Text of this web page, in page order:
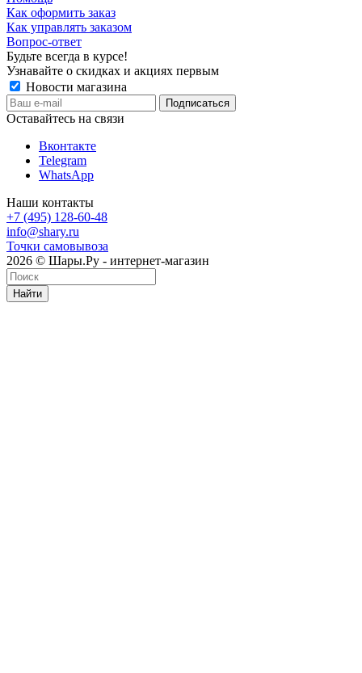
Как оформить заказ
Как управлять заказом
Вопрос-ответ
Будьте всегда в курсе!
Узнавайте о скидках и акциях первым
Новости магазина
Оставайтесь на связи
Вконтакте
Telegram
WhatsApp
Наши контакты
+7 (495) 128-60-48
info@shary.ru
Точки самовывоза
2026 © Шары.Ру - интернет-магазин
Найти